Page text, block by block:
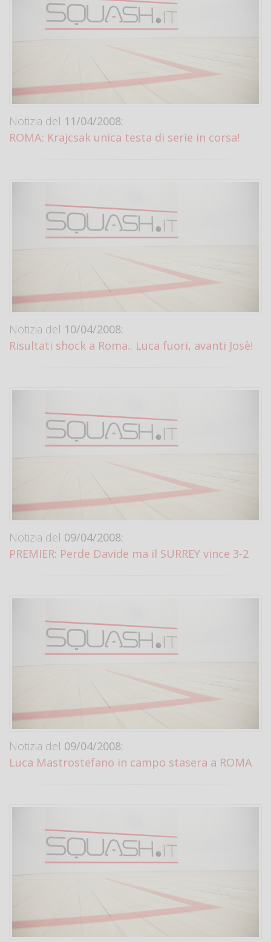
Notizia del 11/04/2008:
ROMA: Krajcsak unica testa di serie in corsa!
Notizia del 10/04/2008:
Risultati shock a Roma.. Luca fuori, avanti Josè!
Notizia del 09/04/2008:
PREMIER: Perde Davide ma il SURREY vince 3-2
Notizia del 09/04/2008:
Luca Mastrostefano in campo stasera a ROMA